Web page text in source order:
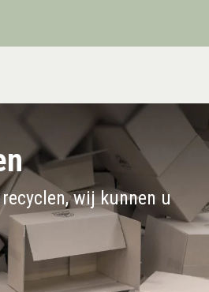
wij kunnen u